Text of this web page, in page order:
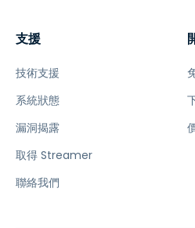
支援
技術支援
系統狀態
漏洞揭露
取得 Streamer
聯絡我們